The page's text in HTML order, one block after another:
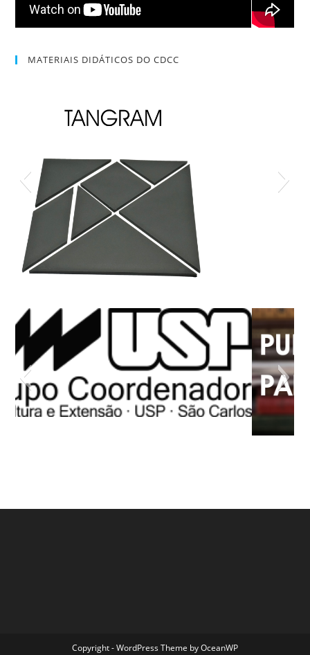
MATERIAIS DIDÁTICOS DO CDCC
Copyright - WordPress Theme by OceanWP